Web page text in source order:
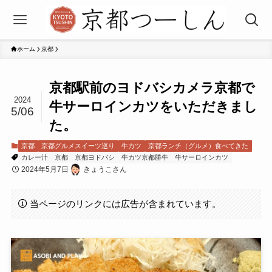
ホーム 京都
京都駅前のヨドバシカメラ京都で
牛サーロインカツをいただきまし
た。
2024
5/06
京都 京都グルメスイーツ巡り 牛カツ
京都ランチ（グルメ）食べてきた
カレー汁
京都 京都ヨドバシ 牛カツ京都勝牛 牛サーロインカツ
2024年5月7日 きょうこさん
当ページのリンクには広告が含まれています。